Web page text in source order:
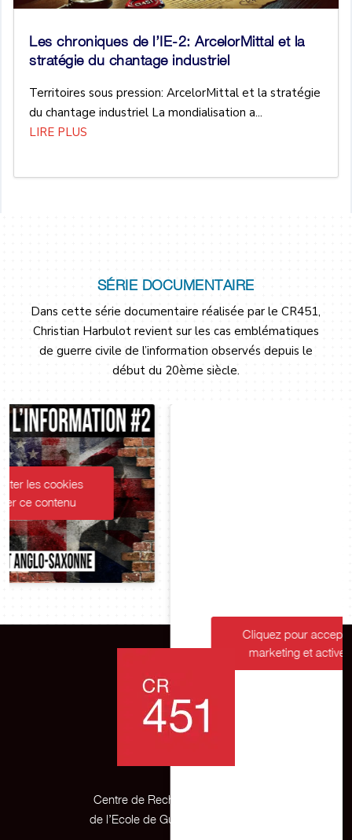
Les chroniques de l’IE-2: ArcelorMittal et la
stratégie du chantage industriel
Territoires sous pression: ArcelorMittal et la stratégie
du chantage industriel La mondialisation a...
LIRE PLUS
SÉRIE DOCUMENTAIRE
Dans cette série documentaire réalisée par le CR451,
Christian Harbulot revient sur les cas emblématiques
de guerre civile de l’information observés depuis le
début du 20ème siècle.
Cliquez pour accepter les cookies
marketing et activer ce contenu
Centre de Recherche Appliquée
de l’Ecole de Guerre Economique